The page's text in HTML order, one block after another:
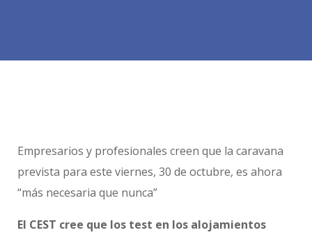
Empresarios y profesionales creen que la caravana
prevista para este viernes, 30 de octubre, es ahora
“más necesaria que nunca”
El CEST cree que los test en los alojamientos